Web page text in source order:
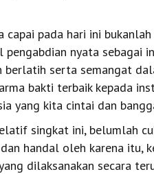
capai pada hari ini
nyata sebagai
serta semangat
bakti terbaik kepada
yang kita cintai dan
singkat ini, belumlah
handal oleh karena itu,
dilaksanakan secara